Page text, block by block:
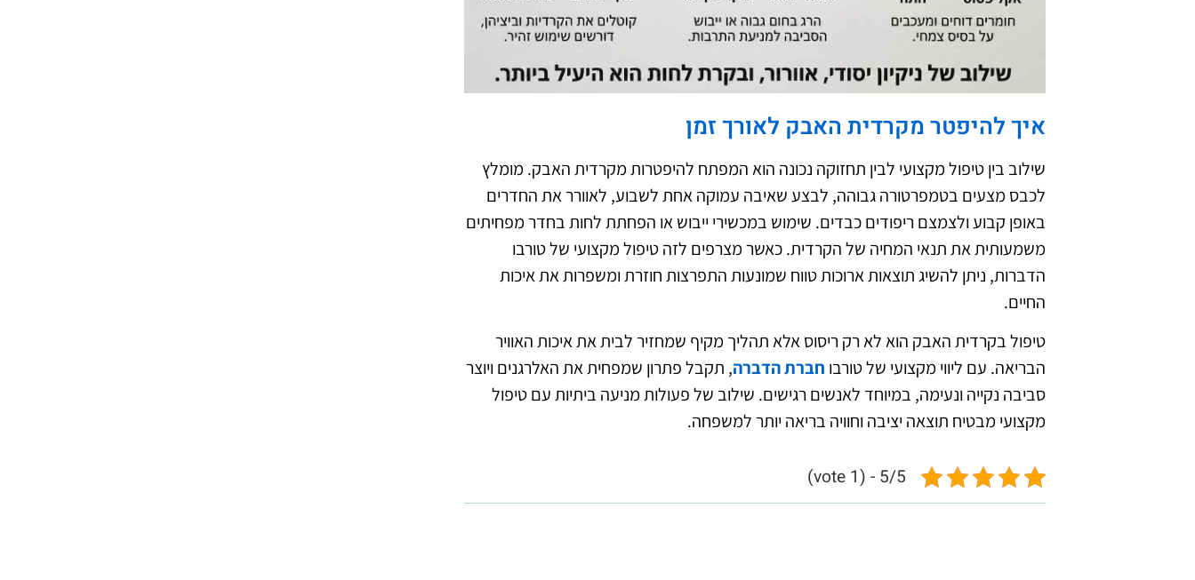
איך להיפטר מקרדית האבק לאורך זמן
שילוב בין טיפול מקצועי לבין תחזוקה נכונה הוא המפתח להיפטרות מקרדית האבק. מומלץ
לכבס מצעים בטמפרטורה גבוהה, לבצע שאיבה עמוקה אחת לשבוע, לאוורר את החדרים
באופן קבוע ולצמצם ריפודים כבדים. שימוש במכשירי ייבוש או הפחתת לחות בחדר מפחיתים
משמעותית את תנאי המחיה של הקרדית. כאשר מצרפים לזה טיפול מקצועי של טורבו
הדברות, ניתן להשיג תוצאות ארוכות טווח שמונעות התפרצות חוזרת ומשפרות את איכות
החיים.
טיפול בקרדית האבק הוא לא רק ריסוס אלא תהליך מקיף שמחזיר לבית את איכות האוויר
הבריאה. עם ליווי מקצועי של טורבו חברת הדברה, תקבל פתרון שמפחית את האלרגנים ויוצר
סביבה נקייה ונעימה, במיוחד לאנשים רגישים. שילוב של פעולות מניעה ביתיות עם טיפול
מקצועי מבטיח תוצאה יציבה וחוויה בריאה יותר למשפחה.
5/5 - (1 vote)